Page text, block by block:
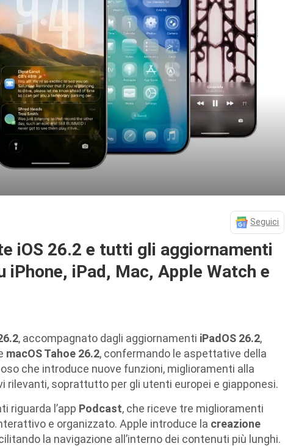
Seguici
iOS 26.2 e tutti gli aggiornamenti
iPhone, iPad, Mac, Apple Watch e
, accompagnato dagli aggiornamenti iPadOS 26.2,
macOS Tahoe 26.2, confermando le aspettative della
che introduce nuove funzioni, miglioramenti alla
rilevanti, soprattutto per gli utenti europei e giapponesi.
riguarda l’app Podcast, che riceve tre miglioramenti
e organizzato. Apple introduce la creazione
la navigazione all’interno dei contenuti più lunghi.